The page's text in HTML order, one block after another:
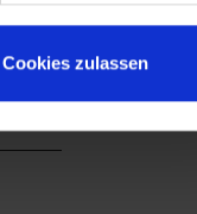
Cookies zulassen